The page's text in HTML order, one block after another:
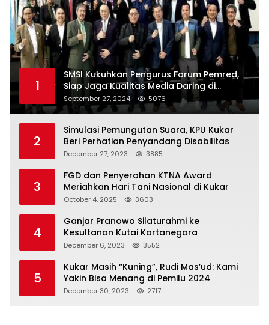
1
SMSI Kukuhkan Pengurus Forum Pemred,
Siap Jaga Kualitas Media Daring di
Indonesia
September 27, 2024 5076
2
Simulasi Pemungutan Suara, KPU Kukar
Beri Perhatian Penyandang Disabilitas
December 27, 2023 3885
3
FGD dan Penyerahan KTNA Award
Meriahkan Hari Tani Nasional di Kukar
October 4, 2025 3603
4
Ganjar Pranowo Silaturahmi ke
Kesultanan Kutai Kartanegara
December 6, 2023 3552
5
Kukar Masih “Kuning”, Rudi Mas’ud: Kami
Yakin Bisa Menang di Pemilu 2024
December 30, 2023 2717